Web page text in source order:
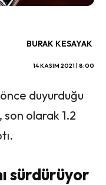
BURAK KESAYAK
14 KASIM 2021 | 8:00
duyurduğu
olarak 1.2
sürdürüyor